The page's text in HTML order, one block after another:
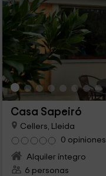
Casa Sapeiró
Cellers, Lleida
0 opiniones
Alquiler íntegro
6 personas